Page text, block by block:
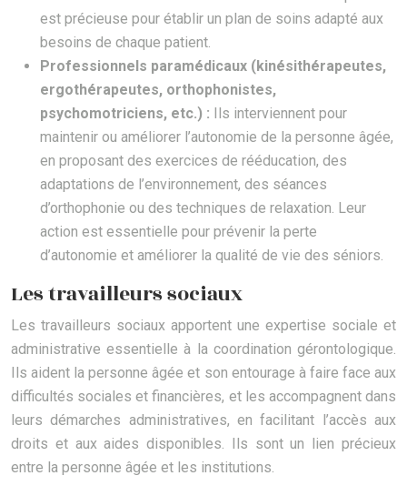
est précieuse pour établir un plan de soins adapté aux
besoins de chaque patient.
Professionnels paramédicaux (kinésithérapeutes,
ergothérapeutes, orthophonistes,
psychomotriciens, etc.) :
Ils interviennent pour
maintenir ou améliorer l’autonomie de la personne âgée,
en proposant des exercices de rééducation, des
adaptations de l’environnement, des séances
d’orthophonie ou des techniques de relaxation. Leur
action est essentielle pour prévenir la perte
d’autonomie et améliorer la qualité de vie des séniors.
Les travailleurs sociaux
Les travailleurs sociaux apportent une expertise sociale et
administrative essentielle à la coordination gérontologique.
Ils aident la personne âgée et son entourage à faire face aux
difficultés sociales et financières, et les accompagnent dans
leurs démarches administratives, en facilitant l’accès aux
droits et aux aides disponibles. Ils sont un lien précieux
entre la personne âgée et les institutions.